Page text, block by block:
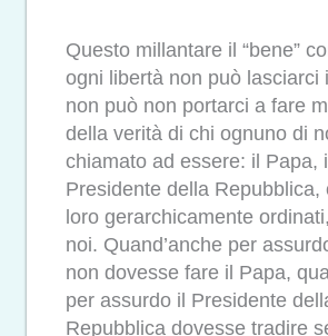
Questo millantare il “bene”
ogni libertà non può lasciarci
non può non portarci a fare
della verità di chi ognuno di
chiamato ad essere: il Papa,
Presidente della Repubblica,
loro gerarchicamente
noi. Quand’anche per
non dovesse fare il Papa,
per assurdo il Presidente
Repubblica dovesse tradire